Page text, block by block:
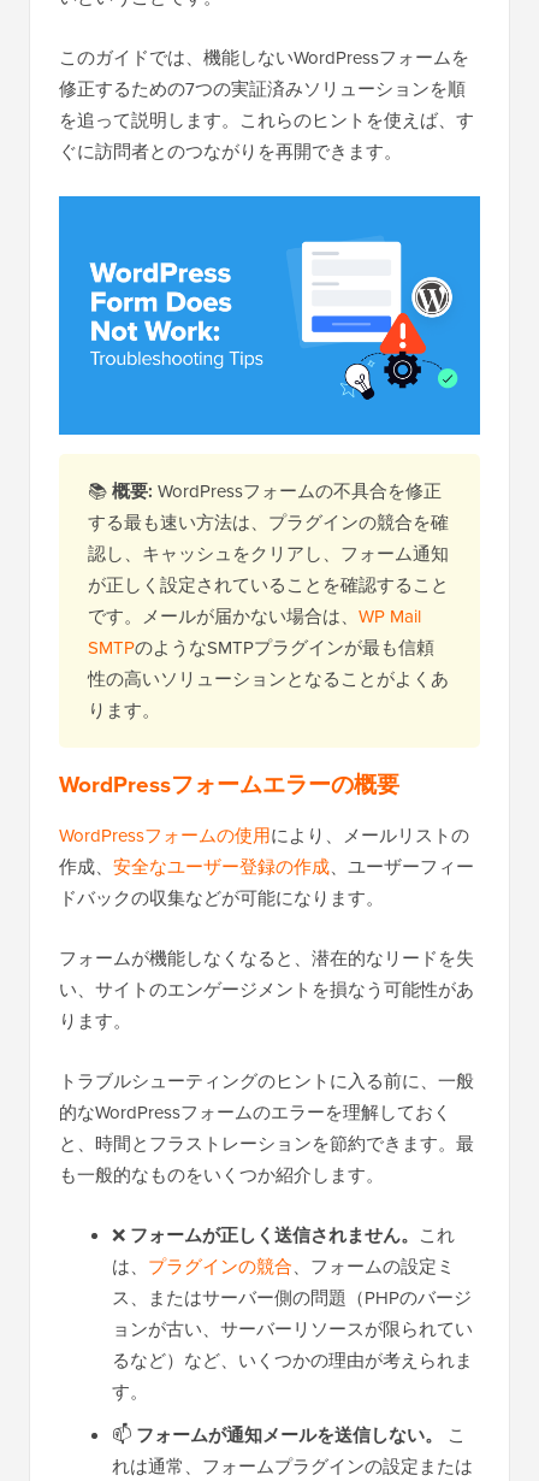
このガイドでは、機能しないWordPressフォームを
修正するための7つの実証済みソリューションを順
を追って説明します。これらのヒントを使えば、す
ぐに訪問者とのつながりを再開できます。
📚概要: WordPressフォームの不具合を修正
する最も速い方法は、プラグインの競合を確
認し、キャッシュをクリアし、フォーム通知
が正しく設定されていることを確認すること
です。メールが届かない場合は、 WP Mail
SMTPのようなSMTPプラグインが最も信頼
性の高いソリューションとなることがよくあ
ります。
WordPressフォームエラーの概要
WordPressフォームの使用により、メールリストの
作成、 安全なユーザー登録の作成、ユーザーフィー
ドバックの収集などが可能になります。
フォームが機能しなくなると、潜在的なリードを失
い、サイトのエンゲージメントを損なう可能性があ
ります。
トラブルシューティングのヒントに入る前に、一般
的なWordPressフォームのエラーを理解しておく
と、時間とフラストレーションを節約できます。最
も一般的なものをいくつか紹介します。
❌ フォームが正しく送信されません。 これ
は、 プラグインの競合、フォームの設定ミ
ス、またはサーバー側の問題（PHPのバージ
ョンが古い、サーバーリソースが限られてい
るなど）など、いくつかの理由が考えられま
す。
📫 フォームが通知メールを送信しない。
こ
れは通常、フォームプラグインの設定または